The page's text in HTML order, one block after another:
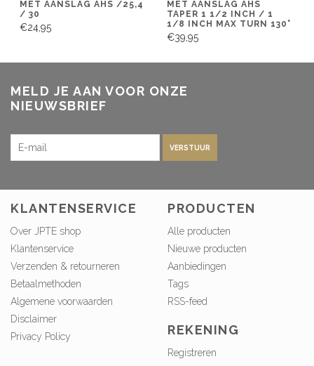
MET AANSLAG AHS /25,4
/ 30
€24,95
MET AANSLAG AHS
TAPER 1 1/2 INCH / 1
1/8 INCH MAX TURN 130°
€39,95
MELD JE AAN VOOR ONZE
NIEUWSBRIEF
VERSTUUR
KLANTENSERVICE
Over JPTE shop
Klantenservice
Verzenden & retourneren
Betaalmethoden
Algemene voorwaarden
Disclaimer
Privacy Policy
PRODUCTEN
Alle producten
Nieuwe producten
Aanbiedingen
Tags
RSS-feed
REKENING
Registreren